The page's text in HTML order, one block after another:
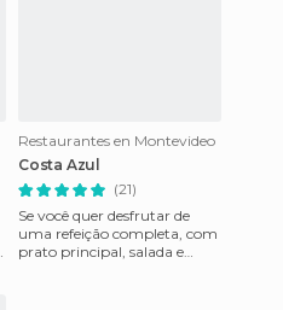
Restaurantes en Montevideo
Costa Azul
(21)
Se você quer desfrutar de
uma refeição completa, com
prato principal, salada e